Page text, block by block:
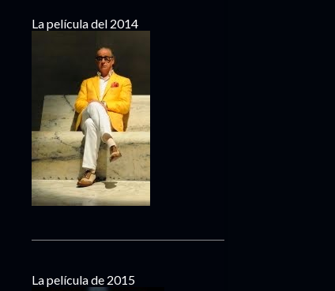
La película del 2014
La película de 2015